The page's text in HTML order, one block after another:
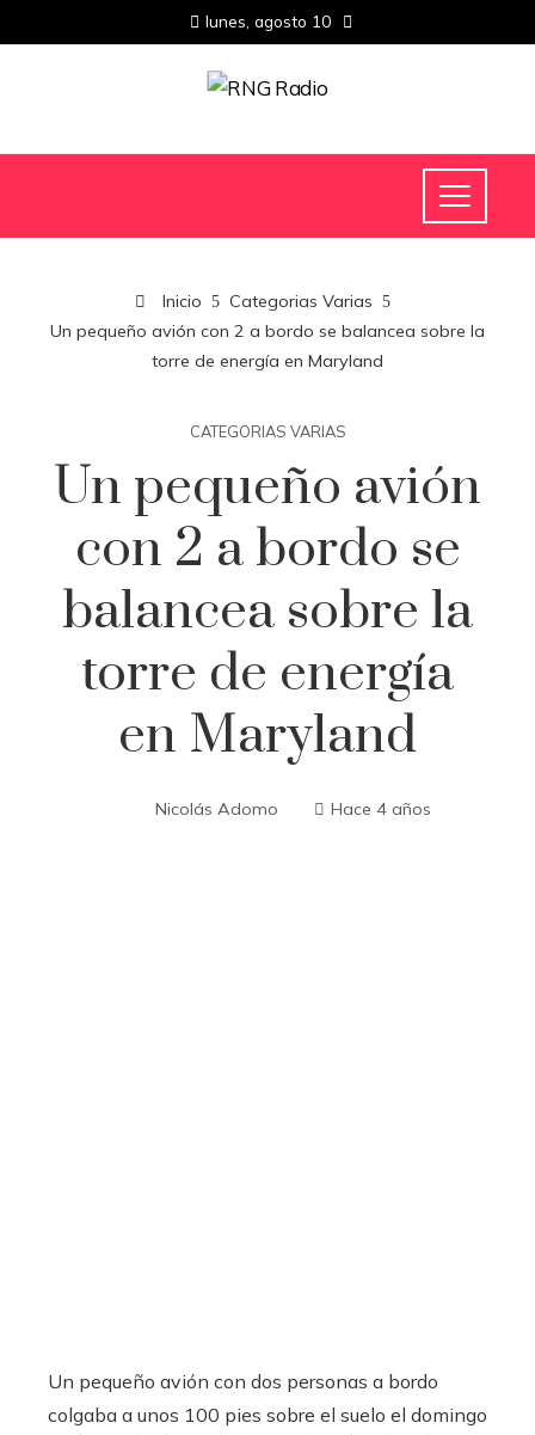
lunes, agosto 10
Inicio
Categorias Varias
Un pequeño avión con 2 a bordo se balancea sobre la
torre de energía en Maryland
CATEGORIAS VARIAS
Un pequeño avión
con 2 a bordo se
balancea sobre la
torre de energía
en Maryland
Nicolás Adomo Hace 4 años
Un pequeño avión con dos personas a bordo
colgaba a unos 100 pies sobre el suelo el domingo